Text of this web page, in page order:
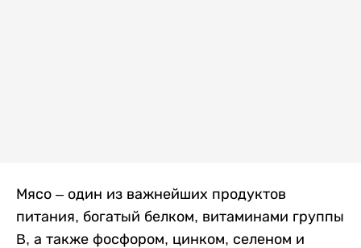
Мясо – один из важнейших продуктов
питания, богатый белком, витаминами группы
B, а также фосфором, цинком, селеном и